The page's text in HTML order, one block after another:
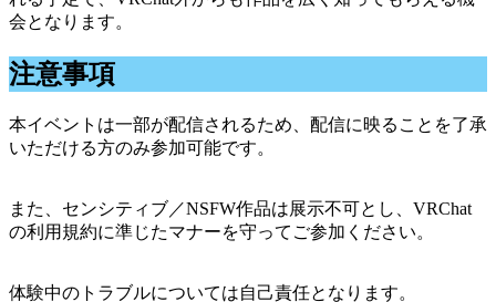
会となります。
注意事項
本イベントは一部が配信されるため、配信に映ることを了承
いただける方のみ参加可能です。
また、センシティブ／NSFW作品は展示不可とし、VRChat
の利用規約に準じたマナーを守ってご参加ください。
体験中のトラブルについては自己責任となります。